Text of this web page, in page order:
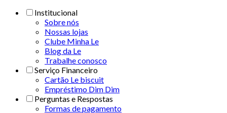
Institucional
Sobre nós
Nossas lojas
Clube Minha Le
Blog da Le
Trabalhe conosco
Serviço Financeiro
Cartão Le biscuit
Empréstimo Dim Dim
Perguntas e Respostas
Formas de pagamento